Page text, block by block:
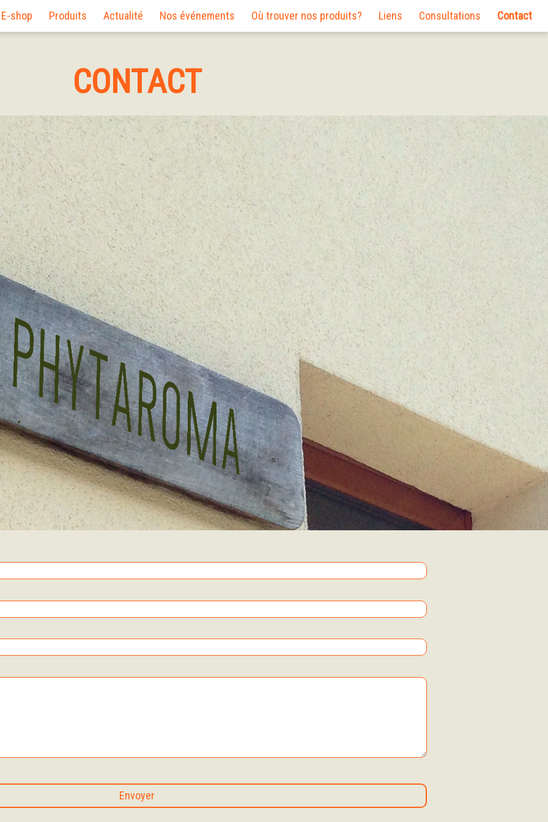
E-shop Produits Actualité Nos événements Où trouver nos produits? Liens Consultations Contact
CONTACT